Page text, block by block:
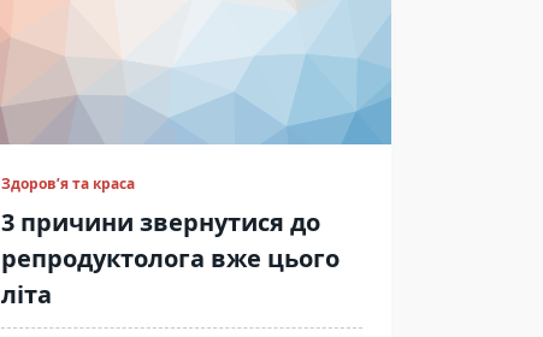
Здоров’я та краса
3 причини звернутися до
репродуктолога вже цього
літа